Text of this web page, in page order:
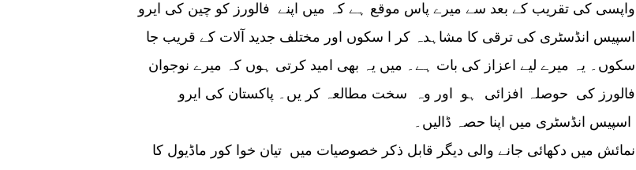
واپسی کی تقریب کے بعد سے میرے پاس موقع ہے کہ میں اپنے فالورز کو چین کی ایرو
اسپیس انڈسٹری کی ترقی کا مشاہدہ کر ا سکوں اور مختلف جدید آلات کے قریب جا
سکوں۔ یہ میرے لیے اعزاز کی بات ہے۔ میں یہ بھی امید کرتی ہوں کہ میرے نوجوان
فالورز کی حوصلہ افزائی ہو اور وہ سخت مطالعہ کر یں۔ پاکستان کی ایرو
نمائش میں دکھائی جانے والی دیگر قابل ذکر خصوصیات میں تیان خوا کور ماڈیول کا